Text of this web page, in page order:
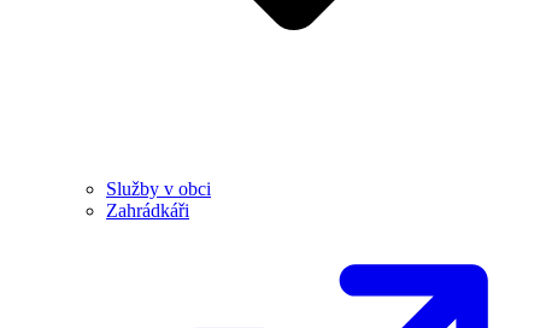
Služby v obci
Zahrádkáři